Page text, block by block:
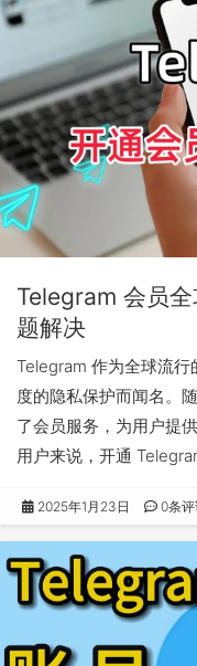
Telegram 会员
题解决
Telegram 作为全球流
度的隐私保护而闻名。
了会员服务，为用户提
用户来说，开通
2025年1月23日 0条